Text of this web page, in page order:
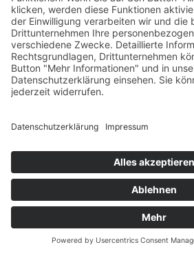
Cookies, die zur
elektronischen
(notwendige Cookies) oder
Bereitstellung bestimmter,
Cookies, z. B. für die
oder zur Optimierung der
Cookies zur Messung des
Webpublikums)
auf Grundlage von Art. 6
DSGVO gespeichert,